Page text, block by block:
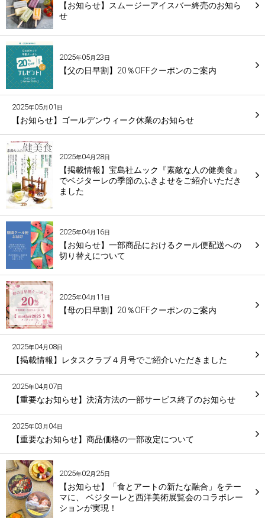
【お知らせ】スムージーアイスバー終売のお知ら
せ
2025年05月 23 日
【父の日早割】20％OFFクーポンのご案内
2025年05月 01 日
【お知らせ】ゴールデンウィーク休業のお知らせ
2025年04月 28日
【掲載情報】宝島社ムック『素敵な人の健美食』
でベジターレの季節のふきよせをご紹介いただき
ました
2025年04月 16日
【お知らせ】一部商品におけるクール便配送への
切り替えについて
2025年04月 11 日
【母の日早割】20％OFFクーポンのご案内
2025年04月 08日
【掲載情報】レタスクラブ４月号でご紹介いただきました
2025年04月 07日
【重要なお知らせ】決済方法の一部サービス終了のお知らせ
2025年03月 04日
【重要なお知らせ】商品価格の一部改定について
2025年02月 25日
【お知らせ】「食とアートの新たな融合」をテー
マに、 ベジターレと西洋美術展覧会のコラボレー
ションが実現！